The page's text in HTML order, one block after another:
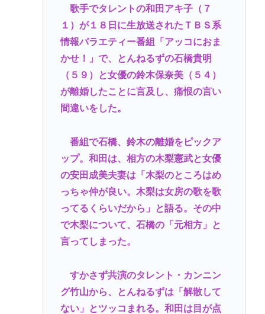
【悲報】清水良太郎が逝ったら小はだが暴露しまく
りｗｗｗ
【渡邊渚】PTSD発言で大炎上「当時は浸透してなか
った」にネット総ツッコミ
【公然わいせつ】55歳会社員、女子大生に「ニヤニ
ヤ」目撃され逮捕の末路
【朗報】イオン、ポケカを「小・中学生限定販売」
【衝撃】ビールだけ注ぐと倒れる！？「よなよなエ
ール」がまさかのU字グラスを発売ｗｗｗ
Powered by livedoor 相互RSS
歌手でタレントの和田アキ子（７
１）が１８日に生放送されたＴＢＳ系
情報バラエティー番組「アッコにおま
かせ！」で、とんねるずの石橋貴明
（５９）と女優の鈴木保奈美（５４）
が離婚したことに言及し、痛恨の言い
間違いをした。
番組で石橋、鈴木の離婚をピックア
ップ。和田は、相方の木梨憲武と女優
の安田成美夫妻は「木梨のところはめ
っちゃ仲が良い。木梨は女房の歌を歌
ってるくらいだから」と語る。その中
で木梨について、石橋の「元相方」と
言ってしまった。
すかさず共演のタレント・カンニン
グ竹山から、とんねるずは「解散して
ない」とツッコまれる。和田は目が点